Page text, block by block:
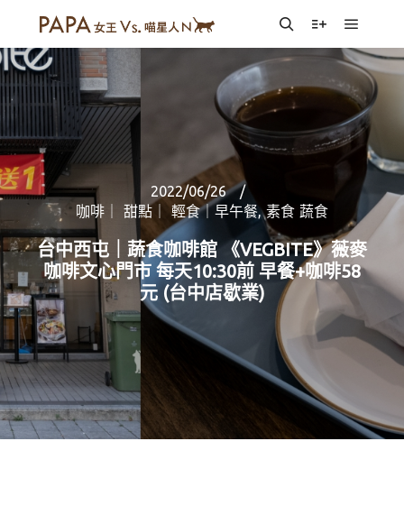
SearchMore info
Main
2022/06/26
咖啡｜ 甜點｜ 輕食｜早午餐,素食 蔬食
台中西屯｜蔬食咖啡館 《VEGBITE》薇麥
咖啡文心門市 每天10:30前 早餐+咖啡58
元 (台中店歇業)